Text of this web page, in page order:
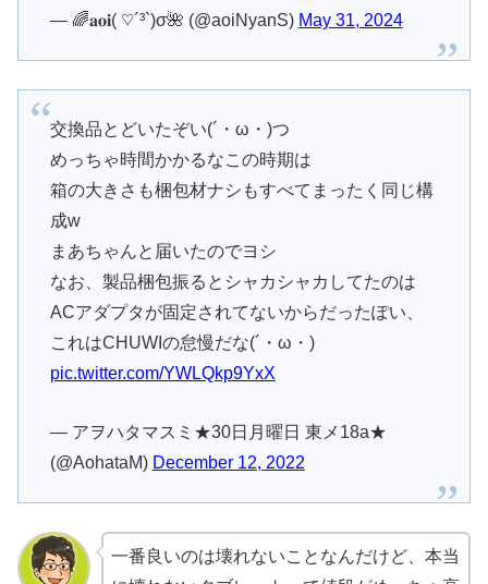
— 🌈𝐚𝐨𝐢( ♡´³`)σ🌺 (@aoiNyanS) May 31, 2024
交換品とどいたぞい(´・ω・)つ
めっちゃ時間かかるなこの時期は
箱の大きさも梱包材ナシもすべてまったく同じ構
成w
まあちゃんと届いたのでヨシ
なお、製品梱包振るとシャカシャカしてたのは
ACアダプタが固定されてないからだったぽい、
これはCHUWIの怠慢だな(´・ω・)
pic.twitter.com/YWLQkp9YxX
— アヲハタマスミ★30日月曜日 東メ18a★
(@AohataM) December 12, 2022
一番良いのは壊れないことなんだけど、本当